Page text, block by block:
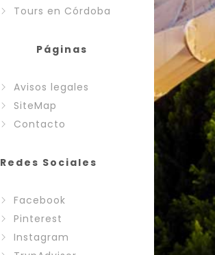
Tours en Córdoba
Páginas
Avisos legales
SiteMap
Contacto
Redes Sociales
Facebook
Pinterest
Instagram